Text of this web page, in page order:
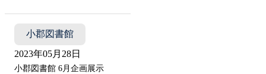
小郡図書館
2023年05月28日
小郡図書館 6月企画展示